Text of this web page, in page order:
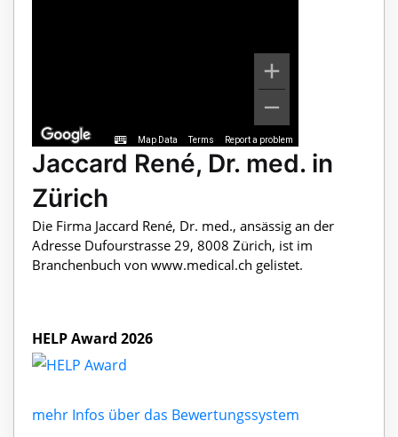
Map Data Terms Report a problem
Jaccard René, Dr. med. in
Zürich
Die Firma Jaccard René, Dr. med., ansässig an der
Adresse Dufourstrasse 29, 8008 Zürich, ist im
Branchenbuch von www.medical.ch gelistet.
HELP Award 2026
mehr Infos über das Bewertungssystem